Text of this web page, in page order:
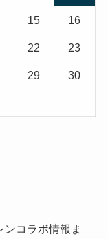
15 16
22 23
29 30
ンコラボ情報ま